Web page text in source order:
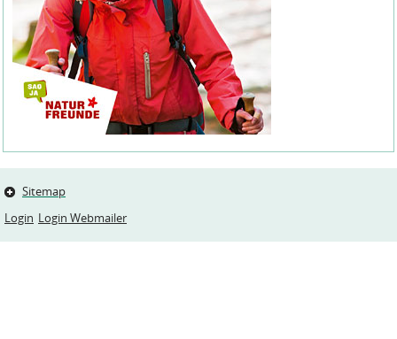
Sitemap
Login Login Webmailer